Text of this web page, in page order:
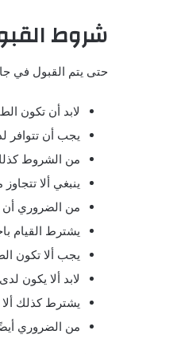
شروط
حتى يتم القبول في
لابد أن تكون
يجب أن تتوافر
من الشروط
ينبغي ألا تتجاوز
من الضروري أن
يشترط القيام
يجب ألا تكون
لابد ألا يكون
يشترط كذلك ألا
من الضروري